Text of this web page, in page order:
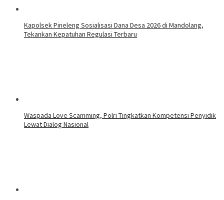
Kapolsek Pineleng Sosialisasi Dana Desa 2026 di Mandolang,
Tekankan Kepatuhan Regulasi Terbaru
Waspada Love Scamming, Polri Tingkatkan Kompetensi Penyidik
Lewat Dialog Nasional